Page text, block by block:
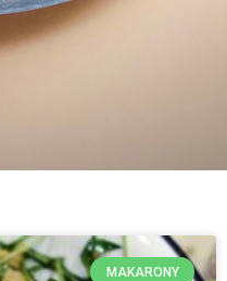
MAKARONY